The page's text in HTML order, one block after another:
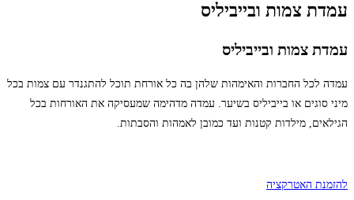
עמדת צמות ובייביליס
עמדת צמות ובייביליס
עמדה לכל החברות והאימהות שלהן בה כל אורחת תוכל להתגנדר עם צמות בכל
מיני סוגים או בייביליס בשיער. עמדה מדהימה שמעסיקה את האורחות בכל
הגילאים, מילדות קטנות ועד כמובן לאמהות והסבתות.
להזמנת האטרקציה